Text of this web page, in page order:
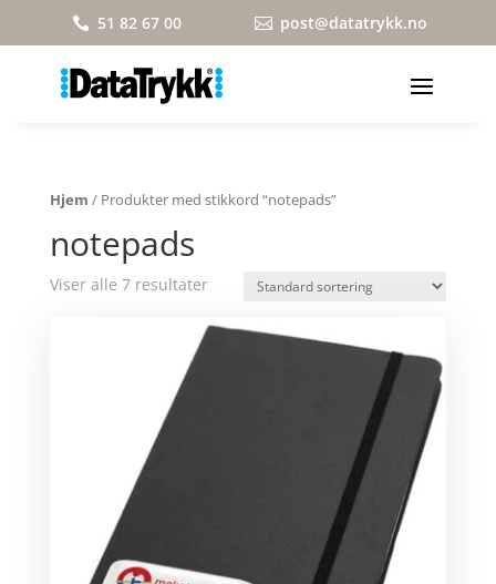
 51 82 67 00  post@datatrykk.no
Hjem / Produkter med stikkord “notepads”
notepads
Viser alle 7 resultater